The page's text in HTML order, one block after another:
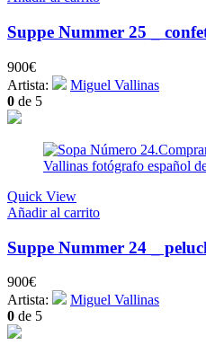
Suppe Nummer 25 _
900€
Artista:
Miguel Vallinas
0 de 5
Quick View
Añadir al carrito
Suppe Nummer 24 _
900€
Artista:
Miguel Vallinas
0 de 5